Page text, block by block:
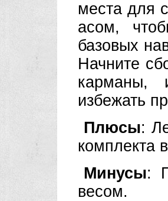
места для
асом,
базовых
Начните
карманы,
избежать
Плюсы:
комплекта
Минусы:
весом.